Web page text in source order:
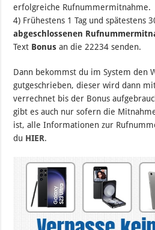
erfolgreiche Rufnummermitnahme.
4) Frühestens 1 Tag und spätestens
abgeschlossenen
Text Bonus an die 22234 senden.
Dann bekommst du im System den
gutgeschrieben, dieser wird dann
verrechnet bis der Bonus
gibt es auch nur sofern die
ist, alle Informationen zur
du HIER.